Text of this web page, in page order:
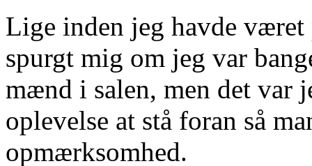
Lige inden jeg havde været
spurgt mig om jeg var
mænd i salen, men det var
oplevelse at stå foran så
opmærksomhed.